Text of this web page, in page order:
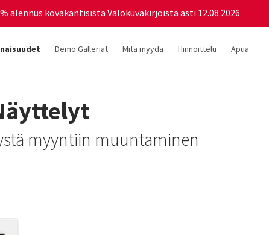
alennus kovakantisista Valokuvakirjoista asti 12.08.2026
Demo Galleriat Mitä myydä Hinnoittelu Apua
myyntiin muuntaminen